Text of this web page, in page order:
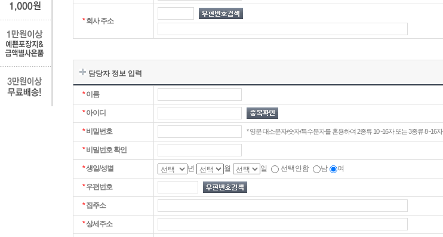
*회사 주소
담당자 정보 입력
*이름
*아이디
*비밀번호 * 영문 대소문자/숫자/특수문자를 혼용하여 2종류 10~16자 또는 3종류 8~16자
*비밀번호 확인
*생일/성별 년 월 일 선택안함 남 여
*우편번호
*집주소
*상세주소